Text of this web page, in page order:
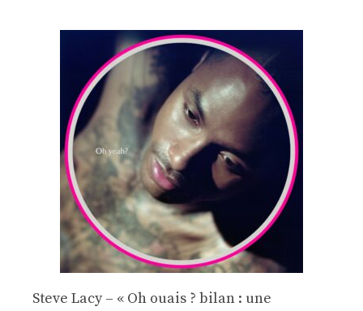
Steve Lacy – « Oh ouais ? bilan : une